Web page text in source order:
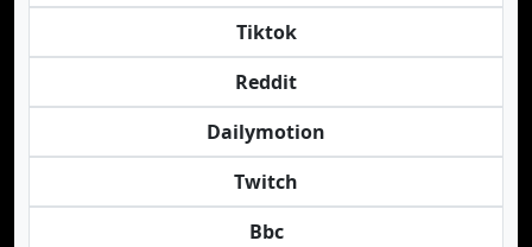
Tiktok
Reddit
Dailymotion
Twitch
Bbc